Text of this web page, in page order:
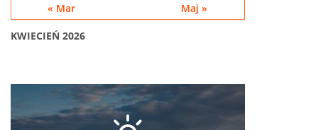
KWIECIEŃ 2026
« Mar Maj »